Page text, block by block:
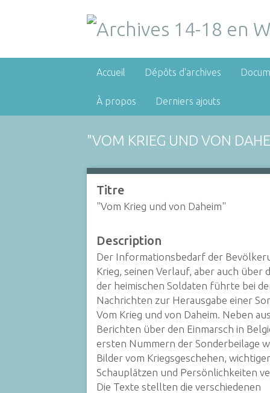
Accueil Dépôts d'archives
À propos Derniers ajouts
"VOM KRIEG UND VON
Titre
"Vom Krieg und von Daheim"
Description
Der Informationsbedarf der
Krieg, seinen Verlauf, aber auch über
der heimischen Soldaten führte bei
Nachrichten zur Herausgabe einer
Vom Krieg und von Daheim. Neben
Berichten über den Einmarsch in
ersten Nummern der Sonderbeilage
Bilder vom Kriegsgeschehen,
Schauplätzen und Persönlichkeiten
Die Texte stellten die verschiedenen